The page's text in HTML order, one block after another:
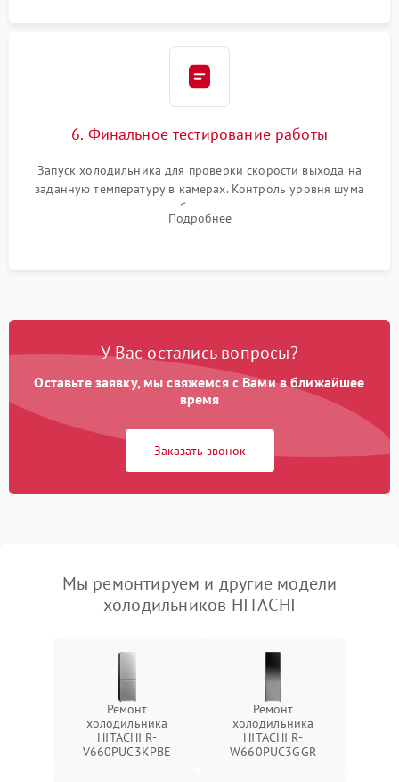
6. Финальное тестирование работы
Запуск холодильника для проверки скорости выхода на
заданную температуру в камерах. Контроль уровня шума
компрессора, отсутствия обмерзания стенок и корректного
срабатывания системы автоматической оттайки.
Подробнее
У Вас остались вопросы?
Оставьте заявку, мы свяжемся с Вами в ближайшее
время
Заказать звонок
Мы ремонтируем и другие модели
холодильников HITACHI
Ремонт
холодильника
HITACHI R-
V660PUC3KPBE
Ремонт
холодильника
HITACHI R-
W660PUC3GGR